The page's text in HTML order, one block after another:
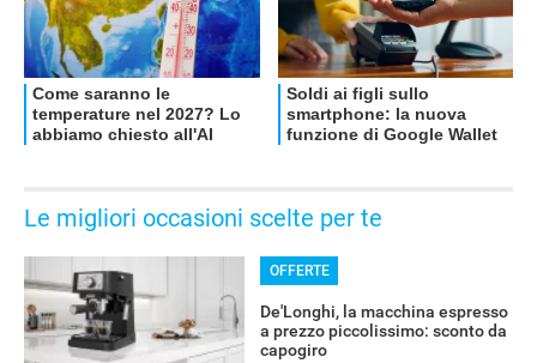
Le migliori occasioni scelte per te
OFFERTE
De'Longhi, la macchina espresso
a prezzo piccolissimo: sconto da
capogiro